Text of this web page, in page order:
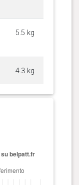
5.5 kg
4.3 kg